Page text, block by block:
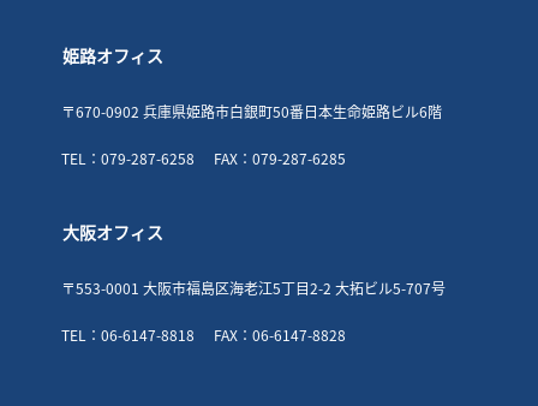
姫路オフィス
〒670-0902 兵庫県姫路市白銀町50番日本生命姫路ビル6階
TEL：079-287-6258 FAX：079-287-6285
大阪オフィス
〒553-0001 大阪市福島区海老江5丁目2-2 大拓ビル5-707号
TEL：06-6147-8818 FAX：06-6147-8828